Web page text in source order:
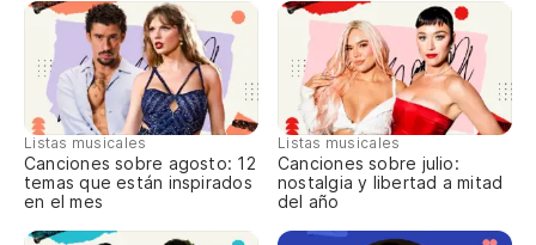
Listas musicales
Canciones sobre agosto: 12
temas que están inspirados
en el mes
Listas musicales
Canciones sobre julio:
nostalgia y libertad a mitad
del año